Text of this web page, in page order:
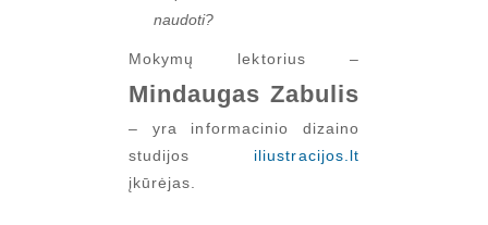
naudoti?
Mokymų lektorius –
Mindaugas Zabulis
– yra informacinio dizaino
studijos iliustracijos.lt
įkūrėjas.